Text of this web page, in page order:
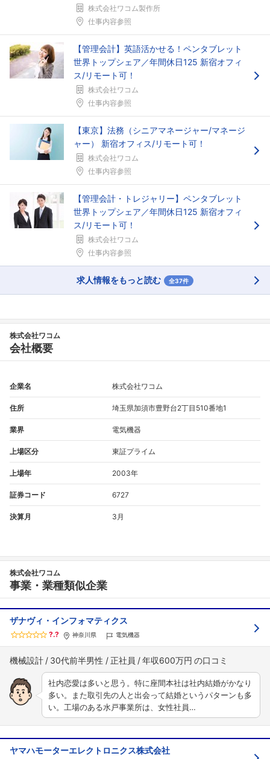
株式会社ワコム製作所
仕事内容参照
【管理会計】英語活かせる！ペンタブレット
世界トップシェア／年間休日125 新宿オフィ
ス/リモート可！
株式会社ワコム
仕事内容参照
【東京】法務（シニアマネージャー/マネージ
ャー） 新宿オフィス/リモート可！
株式会社ワコム
仕事内容参照
【管理会計・トレジャリー】ペンタブレット
世界トップシェア／年間休日125 新宿オフィ
ス/リモート可！
株式会社ワコム
仕事内容参照
求人情報をもっと読む 全37件
株式会社ワコム
会社概要
企業名 株式会社ワコム
住所 埼玉県加須市豊野台2丁目510番地1
業界 電気機器
上場区分 東証プライム
上場年 2003年
証券コード 6727
決算月 3月
株式会社ワコム
事業・業種類似企業
ザナヴィ・インフォマティクス
?.? 神奈川県 電気機器
機械設計 30代前半男性 正社員 年収600万円
社内恋愛は多いと思う。特に座間本社は社内結婚がかなり
多い。また取引先の人と出会って結婚というパターンも多
い。工場のある水戸事業所は、女性社員…
ヤマハモーターエレクトロニクス株式会社